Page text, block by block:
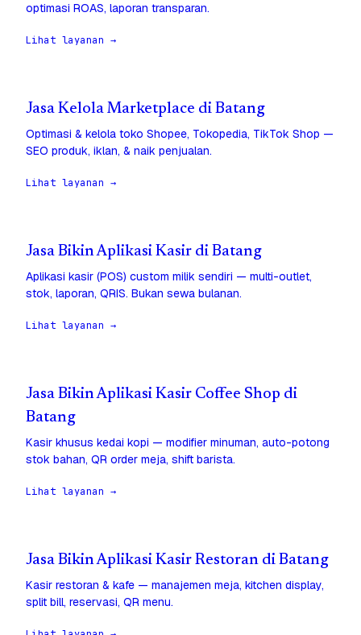
optimasi ROAS, laporan transparan.
Lihat layanan →
Jasa Kelola Marketplace di Batang
Optimasi & kelola toko Shopee, Tokopedia, TikTok Shop —
SEO produk, iklan, & naik penjualan.
Lihat layanan →
Jasa Bikin Aplikasi Kasir di Batang
Aplikasi kasir (POS) custom milik sendiri — multi-outlet,
stok, laporan, QRIS. Bukan sewa bulanan.
Lihat layanan →
Jasa Bikin Aplikasi Kasir Coffee Shop di
Batang
Kasir khusus kedai kopi — modifier minuman, auto-potong
stok bahan, QR order meja, shift barista.
Lihat layanan →
Jasa Bikin Aplikasi Kasir Restoran di Batang
Kasir restoran & kafe — manajemen meja, kitchen display,
split bill, reservasi, QR menu.